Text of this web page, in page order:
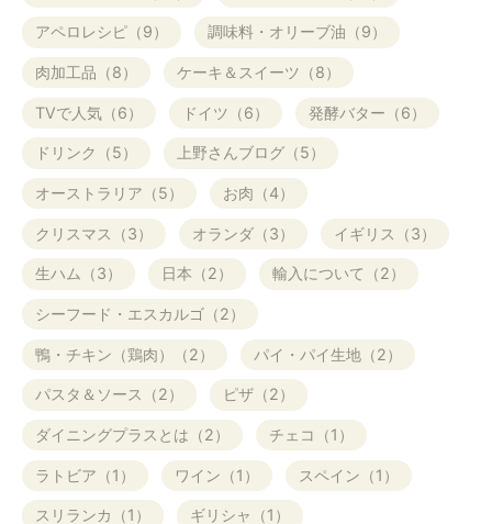
アペロレシピ（9） 調味料・オリーブ油（9）
肉加工品（8） ケーキ＆スイーツ（8）
TVで人気（6） ドイツ（6） 発酵バター（6）
ドリンク（5） 上野さんブログ（5）
オーストラリア（5） お肉（4）
クリスマス（3） オランダ（3） イギリス（3）
生ハム（3） 日本（2） 輸入について（2）
シーフード・エスカルゴ（2）
鴨・チキン（鶏肉）（2） パイ・パイ生地（2）
パスタ＆ソース（2） ピザ（2）
ダイニングプラスとは（2） チェコ（1）
ラトビア（1） ワイン（1） スペイン（1）
スリランカ（1） ギリシャ（1）